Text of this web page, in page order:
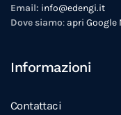
Email: info@edengi.it
Dove siamo: apri Google
Informazioni
Contattaci